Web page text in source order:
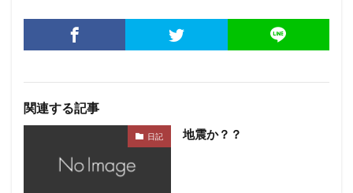
関連する記事
日記 地震か？？